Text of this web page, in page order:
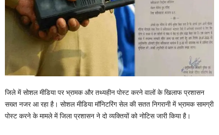
जिले में सोशल मीडिया पर भ्रामक और तथ्यहीन पोस्ट करने वालों के खिलाफ प्रशासन
सख्त नजर आ रहा है। सोशल मीडिया मॉनिटरिंग सेल की सतत निगरानी में भ्रामक सामग्री
पोस्ट करने के मामले में जिला प्रशासन ने दो व्यक्तियों को नोटिस जारी किया है।